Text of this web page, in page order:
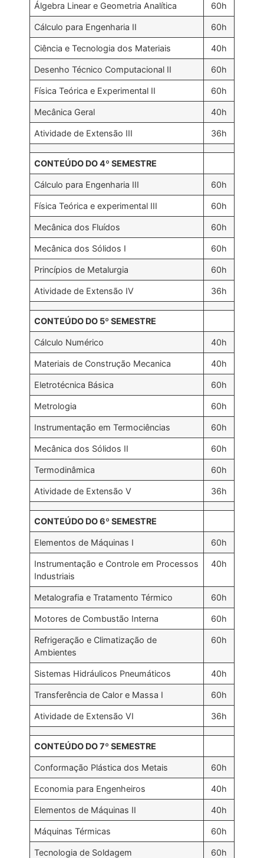
Álgebra Linear e Geometria Analítica 60h
Cálculo para Engenharia II 60h
Ciência e Tecnologia dos Materiais 40h
Desenho Técnico Computacional II 60h
Física Teórica e Experimental II 60h
Mecânica Geral 40h
Atividade de Extensão III 36h
CONTEÚDO DO 4º SEMESTRE
Cálculo para Engenharia III 60h
Física Teórica e experimental III 60h
Mecânica dos Fluídos 60h
Mecânica dos Sólidos I 60h
Princípios de Metalurgia 60h
Atividade de Extensão IV 36h
CONTEÚDO DO 5º SEMESTRE
Cálculo Numérico 40h
Materiais de Construção Mecanica 40h
Eletrotécnica Básica 60h
Metrologia 60h
Instrumentação em Termociências 60h
Mecânica dos Sólidos II 60h
Termodinâmica 60h
Atividade de Extensão V 36h
CONTEÚDO DO 6º SEMESTRE
Elementos de Máquinas I 60h
Instrumentação e Controle em Processos
Industriais
40h
Metalografia e Tratamento Térmico 60h
Motores de Combustão Interna 60h
Refrigeração e Climatização de
Ambientes
60h
Sistemas Hidráulicos Pneumáticos 40h
Transferência de Calor e Massa I 60h
Atividade de Extensão VI 36h
CONTEÚDO DO 7º SEMESTRE
Conformação Plástica dos Metais 60h
Economia para Engenheiros 40h
Elementos de Máquinas II 40h
Máquinas Térmicas 60h
Tecnologia de Soldagem 60h